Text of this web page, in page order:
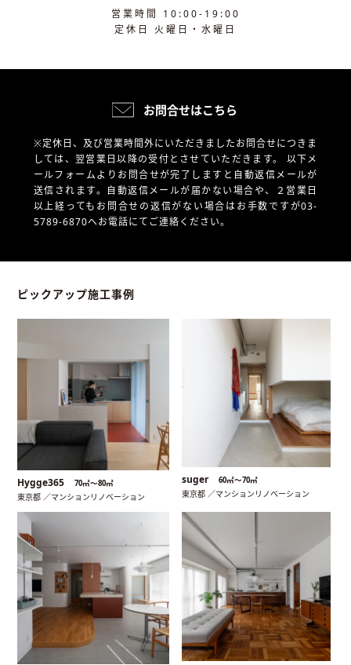
営業時間 10:00-19:00
定休日 火曜日・水曜日
お問合せはこちら
※定休日、及び営業時間外にいただきましたお問合せにつきま
しては、翌営業日以降の受付とさせていただきます。 以下メ
ールフォームよりお問合せが完了しますと自動返信メールが
送信されます。自動返信メールが届かない場合や、
２営業日
以上経ってもお問合せの返信がない場合はお手数ですが03-
5789-6870へお電話にてご連絡ください。
ピックアップ施工事例
Hygge365 70㎡〜80㎡
東京都 ／マンションリノベーション
suger 60㎡〜70㎡
東京都 ／マンションリノベーション